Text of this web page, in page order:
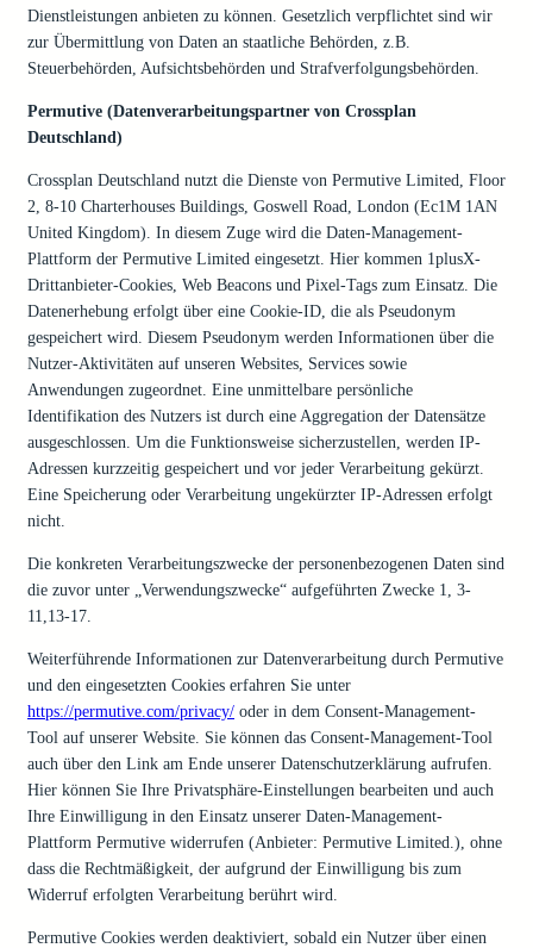
Dienstleistungen anbieten zu können. Gesetzlich verpflichtet sind wir
zur Übermittlung von Daten an staatliche Behörden, z.B.
Steuerbehörden, Aufsichtsbehörden und Strafverfolgungsbehörden.
Permutive (Datenverarbeitungspartner von Crossplan
Deutschland)
Crossplan Deutschland nutzt die Dienste von Permutive Limited, Floor
2, 8-10 Charterhouses Buildings, Goswell Road, London (Ec1M 1AN
United Kingdom). In diesem Zuge wird die Daten-Management-
Plattform der Permutive Limited eingesetzt. Hier kommen 1plusX-
Drittanbieter-Cookies, Web Beacons und Pixel-Tags zum Einsatz. Die
Datenerhebung erfolgt über eine Cookie-ID, die als Pseudonym
gespeichert wird. Diesem Pseudonym werden Informationen über die
Nutzer-Aktivitäten auf unseren Websites, Services sowie
Anwendungen zugeordnet. Eine unmittelbare persönliche
Identifikation des Nutzers ist durch eine Aggregation der Datensätze
ausgeschlossen. Um die Funktionsweise sicherzustellen, werden IP-
Adressen kurzzeitig gespeichert und vor jeder Verarbeitung gekürzt.
Eine Speicherung oder Verarbeitung ungekürzter IP-Adressen erfolgt
nicht.
Die konkreten Verarbeitungszwecke der personenbezogenen Daten sind
die zuvor unter „Verwendungszwecke“ aufgeführten Zwecke 1, 3-
11,13-17.
Weiterführende Informationen zur Datenverarbeitung durch Permutive
und den eingesetzten Cookies erfahren Sie unter
https://permutive.com/privacy/ oder in dem Consent-Management-
Tool auf unserer Website. Sie können das Consent-Management-Tool
auch über den Link am Ende unserer Datenschutzerklärung aufrufen.
Hier können Sie Ihre Privatsphäre-Einstellungen bearbeiten und auch
Ihre Einwilligung in den Einsatz unserer Daten-Management-
Plattform Permutive widerrufen (Anbieter: Permutive Limited.), ohne
dass die Rechtmäßigkeit, der aufgrund der Einwilligung bis zum
Widerruf erfolgten Verarbeitung berührt wird.
Permutive Cookies werden deaktiviert, sobald ein Nutzer über einen